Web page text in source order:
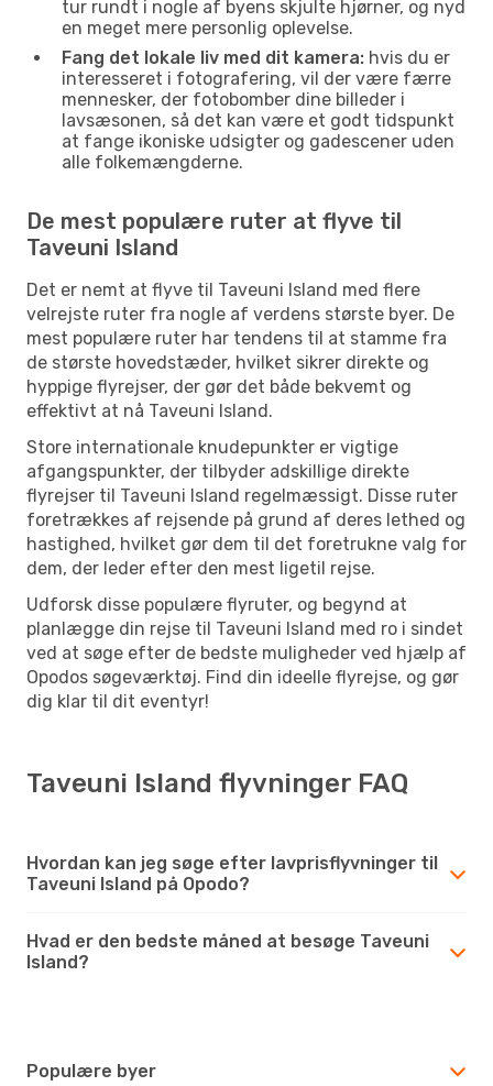
tur rundt i nogle af byens skjulte hjørner, og nyd
en meget mere personlig oplevelse.
Fang det lokale liv med dit kamera: hvis du er
interesseret i fotografering, vil der være færre
mennesker, der fotobomber dine billeder i
lavsæsonen, så det kan være et godt tidspunkt
at fange ikoniske udsigter og gadescener uden
alle folkemængderne.
De mest populære ruter at flyve til
Taveuni Island
Det er nemt at flyve til Taveuni Island med flere
velrejste ruter fra nogle af verdens største byer. De
mest populære ruter har tendens til at stamme fra
de største hovedstæder, hvilket sikrer direkte og
hyppige flyrejser, der gør det både bekvemt og
effektivt at nå Taveuni Island.
Store internationale knudepunkter er vigtige
afgangspunkter, der tilbyder adskillige direkte
flyrejser til Taveuni Island regelmæssigt. Disse ruter
foretrækkes af rejsende på grund af deres lethed og
hastighed, hvilket gør dem til det foretrukne valg for
dem, der leder efter den mest ligetil rejse.
Udforsk disse populære flyruter, og begynd at
planlægge din rejse til Taveuni Island med ro i sindet
ved at søge efter de bedste muligheder ved hjælp af
Opodos søgeværktøj. Find din ideelle flyrejse, og gør
dig klar til dit eventyr!
Taveuni Island flyvninger FAQ
Hvordan kan jeg søge efter lavprisflyvninger til
Taveuni Island på Opodo?
Hvad er den bedste måned at besøge Taveuni
Island?
Populære byer